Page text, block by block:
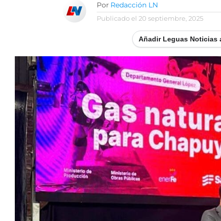
Por Redacción LN
Publicado el 20 septiembre, 2025
Añadir Leguas Noticias